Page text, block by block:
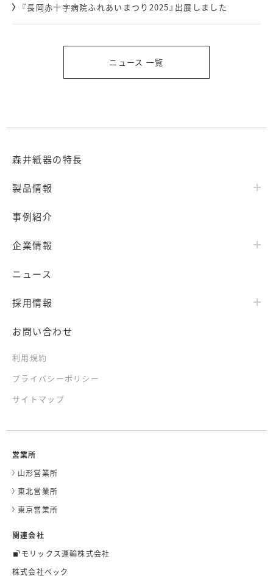
『長岡赤十字病院ふれあいまつり2025』出展しました
ニュース 一覧
森井紙器の特長
製品情報
事例紹介
企業情報
ニュース
採用情報
お問い合わせ
利用規約
プライバシーポリシー
サイトマップ
営業所
山形営業所
東北営業所
東京営業所
関連会社
モリックス運輸株式会社
株式会社ペック